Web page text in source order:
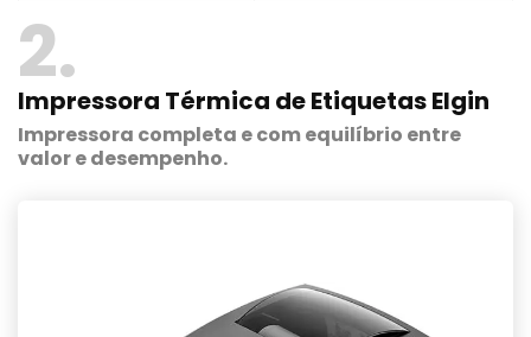
2
Impressora Térmica de Etiquetas Elgin
Impressora completa e com equilíbrio entre
valor e desempenho.